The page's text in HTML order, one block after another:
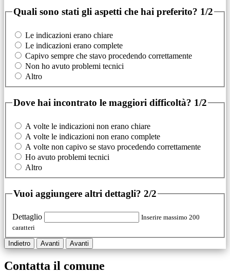
Quali sono stati gli aspetti che hai preferito? 1/2
Le indicazioni erano chiare
Le indicazioni erano complete
Capivo sempre che stavo procedendo correttamente
Non ho avuto problemi tecnici
Altro
Dove hai incontrato le maggiori difficoltà? 1/2
A volte le indicazioni non erano chiare
A volte le indicazioni non erano complete
A volte non capivo se stavo procedendo correttamente
Ho avuto problemi tecnici
Altro
Vuoi aggiungere altri dettagli? 2/2
Dettaglio
Inserire massimo 200
caratteri
Indietro Avanti Avanti
Contatta il comune